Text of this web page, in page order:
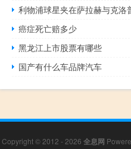
利物浦球星夹在萨拉赫与克洛
癌症死亡赔多少
黑龙江上市股票有哪些
国产有什么车品牌汽车
Copyright © 2012 - 2026 全息网